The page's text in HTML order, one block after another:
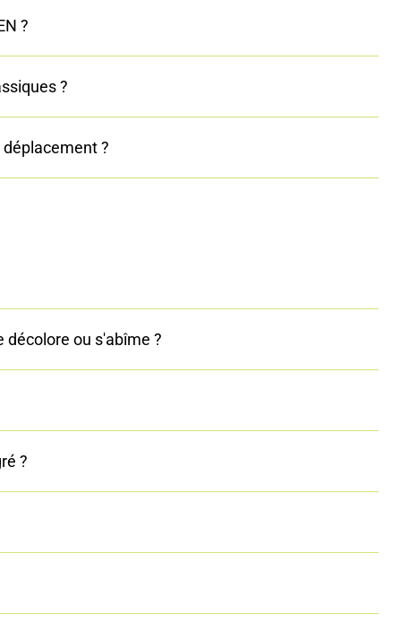
?
?
déplacement ?
décolore ou s'abîme ?
?